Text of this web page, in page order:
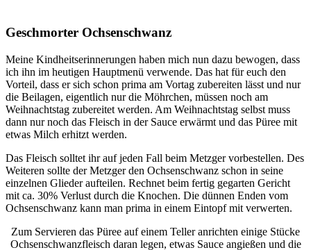
Geschmorter Ochsenschwanz
Meine Kindheitserinnerungen haben mich nun dazu bewogen, dass
ich ihn im heutigen Hauptmenü verwende. Das hat für euch den
Vorteil, dass er sich schon prima am Vortag zubereiten lässt und nur
die Beilagen, eigentlich nur die Möhrchen, müssen noch am
Weihnachtstag zubereitet werden. Am Weihnachtstag selbst muss
dann nur noch das Fleisch in der Sauce erwärmt und das Püree mit
etwas Milch erhitzt werden.
Das Fleisch solltet ihr auf jeden Fall beim Metzger vorbestellen. Des
Weiteren sollte der Metzger den Ochsenschwanz schon in seine
einzelnen Glieder aufteilen. Rechnet beim fertig gegarten Gericht
mit ca. 30% Verlust durch die Knochen. Die dünnen Enden vom
Ochsenschwanz kann man prima in einem Eintopf mit verwerten.
Zum Servieren das Püree auf einem Teller anrichten einige Stücke
Ochsenschwanzfleisch daran legen, etwas Sauce angießen und die